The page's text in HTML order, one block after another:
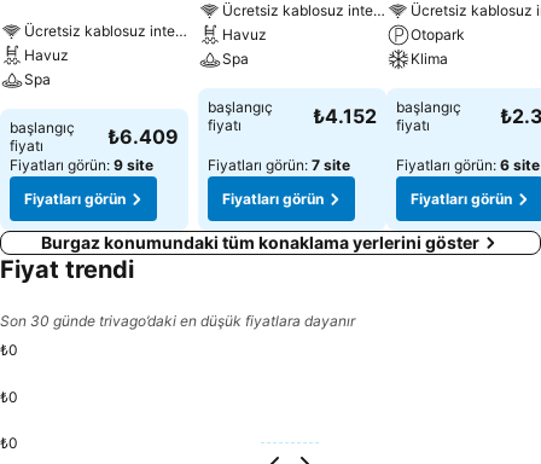
Ücretsiz kablosuz internet
Havuz
Spa
başlangıç
fiyatı
₺6.409
Fiyatları görün: 9 site
Fiyatları görün
Ücretsiz kablosuz internet
Havuz
Spa
başlangıç
fiyatı
₺4.152
Fiyatları görün: 7 site
Fiyatları görün
Ücretsiz kablosuz
Otopark
Klima
başlangıç
fiyatı
Fiyatları görün: 6 site
Fiyatları görün
Burgaz konumundaki tüm konaklama yerlerini göster
Fiyat trendi
Son 30 günde trivago’daki en düşük fiyatlara dayanır
₺0
₺0
₺0